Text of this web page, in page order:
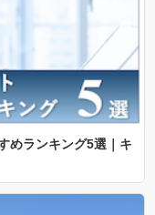
めランキング5選｜キ